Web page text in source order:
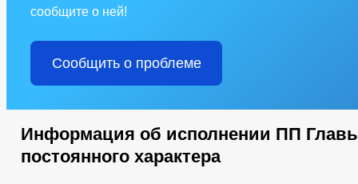
сообщите о ней!
Сообщить о проблеме
Информация об исполнении ПП
постоянного характера